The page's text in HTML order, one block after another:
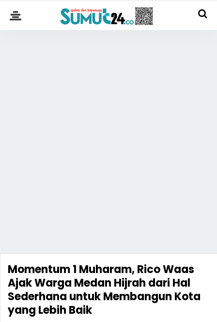
Momentum 1 Muharam, Rico Waas
Ajak Warga Medan Hijrah dari Hal
Sederhana untuk Membangun Kota
yang Lebih Baik